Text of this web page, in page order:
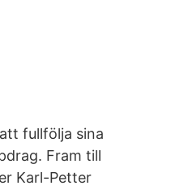
fullfölja sina
Fram till
Karl-Petter